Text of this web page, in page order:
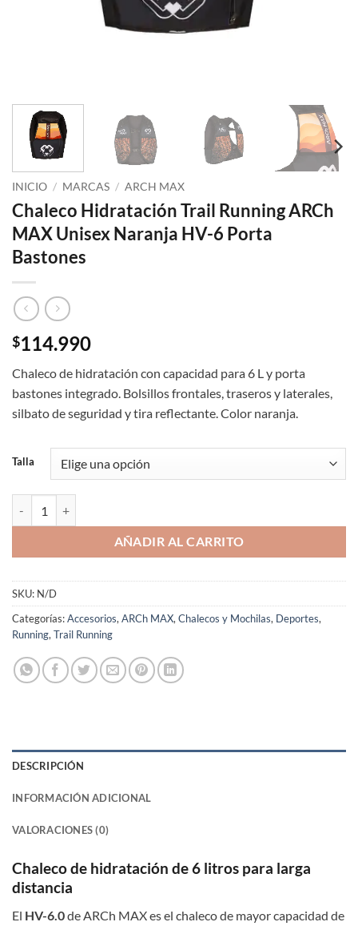
INICIO / MARCAS / ARCH MAX
Chaleco Hidratación Trail Running ARCh
MAX Unisex Naranja HV-6 Porta
Bastones
$114.990
Chaleco de hidratación con capacidad para 6 L y porta
bastones integrado. Bolsillos frontales, traseros y laterales,
silbato de seguridad y tira reflectante. Color naranja.
Talla
AÑADIR AL CARRITO
SKU: N/D
Categorías:Accesorios, ARCh MAX, Chalecos y Mochilas, Deportes,
Running, Trail Running
DESCRIPCIÓN
INFORMACIÓN ADICIONAL
VALORACIONES (0)
Chaleco de hidratación de 6 litros para larga
distancia
El HV-6.0de ARCh MAX es el chaleco de mayor capacidad de